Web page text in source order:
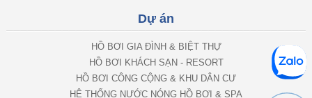
Dự án
HỒ BƠI GIA ĐÌNH & BIỆT THỰ
HỒ BƠI KHÁCH SẠN - RESORT
HỒ BƠI CÔNG CỘNG & KHU DÂN CƯ
HỆ THỐNG NƯỚC NÓNG HỒ BƠI & SPA